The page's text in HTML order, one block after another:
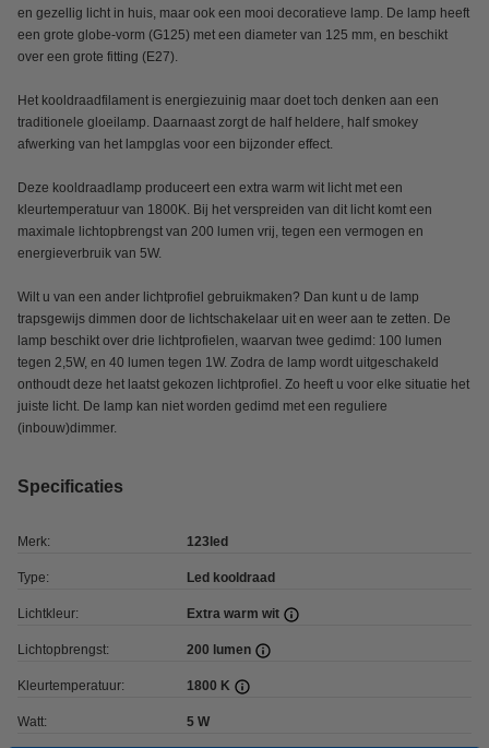
en gezellig licht in huis, maar ook een mooi decoratieve lamp. De lamp heeft
een grote globe-vorm (G125) met een diameter van 125 mm, en beschikt
over een grote fitting (E27).
Het kooldraadfilament is energiezuinig maar doet toch denken aan een
traditionele gloeilamp. Daarnaast zorgt de half heldere, half smokey
afwerking van het lampglas voor een bijzonder effect.
Deze kooldraadlamp produceert een extra warm wit licht met een
kleurtemperatuur van 1800K. Bij het verspreiden van dit licht komt een
maximale lichtopbrengst van 200 lumen vrij, tegen een vermogen en
energieverbruik van 5W.
Wilt u van een ander lichtprofiel gebruikmaken? Dan kunt u de lamp
trapsgewijs dimmen door de lichtschakelaar uit en weer aan te zetten. De
lamp beschikt over drie lichtprofielen, waarvan twee gedimd: 100 lumen
tegen 2,5W, en 40 lumen tegen 1W. Zodra de lamp wordt uitgeschakeld
onthoudt deze het laatst gekozen lichtprofiel. Zo heeft u voor elke situatie het
juiste licht. De lamp kan niet worden gedimd met een reguliere
(inbouw)dimmer.
Specificaties
Merk: 123led
Type: Led kooldraad
Lichtkleur: Extra warm wit
Lichtopbrengst: 200 lumen
Kleurtemperatuur: 1800 K
Watt: 5 W